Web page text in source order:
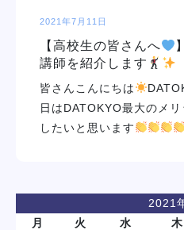
2021年7月11日
【高校生の皆さんへ
講師を紹介します
皆さんこんにちは
日はDATOKYO最大のメ
したいと思います
2021
月
火 水 木
就職・デビュー
入学案内
訪問者別